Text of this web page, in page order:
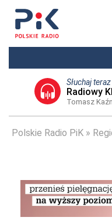
Słuchaj teraz
Radiowy
Tomasz
Polskie Radio PiK